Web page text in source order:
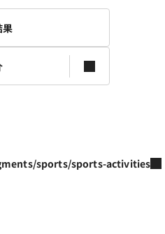
果
sports/sports-activities